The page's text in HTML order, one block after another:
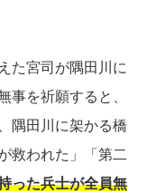
た宮司が隅田川に
事を祈願すると、
隅田川に架かる橋
救われた」「第二
った兵士が全員無